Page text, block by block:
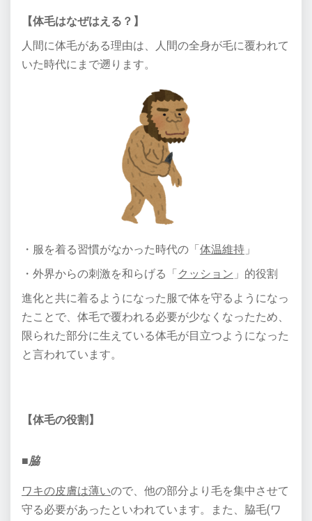
【体毛はなぜはえる？】
人間に体毛がある理由は、人間の全身が毛に覆われて
いた時代にまで遡ります。
・服を着る習慣がなかった時代の「 体温維持 」
・外界からの刺激を和らげる「 クッション 」的役割
進化と共に着るようになった服で体を守るようになっ
たことで、体毛で覆われる必要が少なくなったため、
限られた部分に生えている体毛が目立つようになった
と言われています。
【体毛の役割】
■脇
ワキの皮膚は薄いので、他の部分より毛を集中させて
守る必要があったといわれています。また、脇毛(ワ